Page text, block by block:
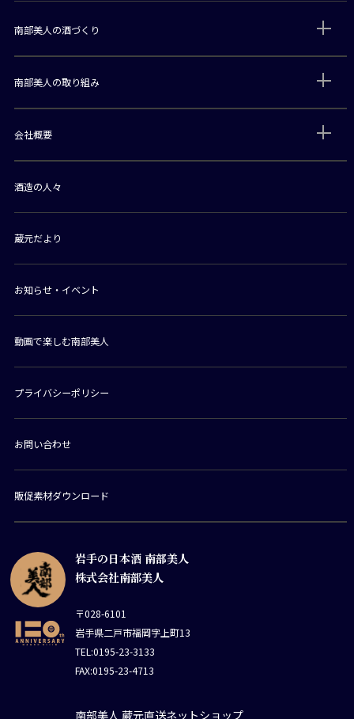
岩手の日本酒 南部美人
株式会社南部美人
〒028-6101
岩手県二戸市福岡字上町13
TEL:0195-23-3133
FAX:0195-23-4713
南部美人 蔵元直送ネットショップ
南部美人の酒づくり
南部美人の取り組み
会社概要
酒造の人々
蔵元だより
お知らせ・イベント
動画で楽しむ南部美人
プライバシーポリシー
お問い合わせ
販促素材ダウンロード